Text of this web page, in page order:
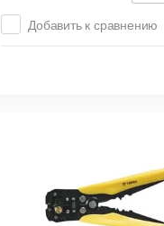
Добавить к сравнению